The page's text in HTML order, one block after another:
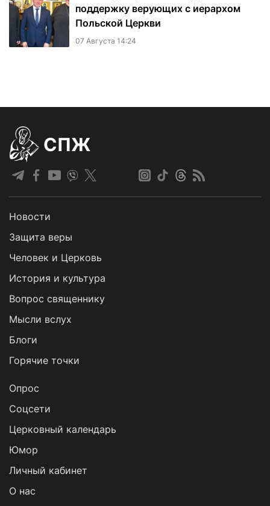
поддержку верующих с иерархом
Польской Церкви
07 Августа 14:24
СПЖ
Новости
Защита веры
Человек и Церковь
История и культура
Вопрос священнику
Мысли вслух
Блоги
Горячие точки
Опрос
Cоцсети
Церковный календарь
Юмор
Личный кабинет
О нас